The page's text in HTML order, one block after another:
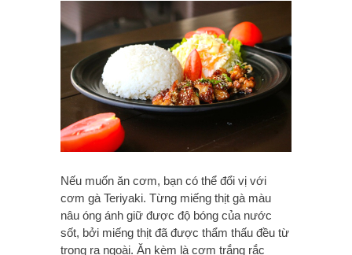
Nếu muốn ăn cơm, bạn có thể đổi vị với
cơm gà Teriyaki. Từng miếng thịt gà màu
nâu óng ánh giữ được độ bóng của nước
sốt, bởi miếng thịt đã được thẩm thấu đều từ
trong ra ngoài. Ăn kèm là cơm trắng rắc